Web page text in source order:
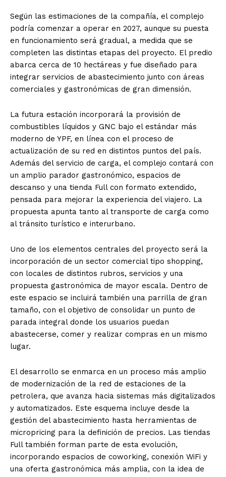
Según las estimaciones de la compañía, el complejo
podría comenzar a operar en 2027, aunque su puesta
en funcionamiento será gradual, a medida que se
completen las distintas etapas del proyecto. El predio
abarca cerca de 10 hectáreas y fue diseñado para
integrar servicios de abastecimiento junto con áreas
comerciales y gastronómicas de gran dimensión.
La futura estación incorporará la provisión de
combustibles líquidos y GNC bajo el estándar más
moderno de YPF, en línea con el proceso de
actualización de su red en distintos puntos del país.
Además del servicio de carga, el complejo contará con
un amplio parador gastronómico, espacios de
descanso y una tienda Full con formato extendido,
pensada para mejorar la experiencia del viajero. La
propuesta apunta tanto al transporte de carga como
al tránsito turístico e interurbano.
Uno de los elementos centrales del proyecto será la
incorporación de un sector comercial tipo shopping,
con locales de distintos rubros, servicios y una
propuesta gastronómica de mayor escala. Dentro de
este espacio se incluirá también una parrilla de gran
tamaño, con el objetivo de consolidar un punto de
parada integral donde los usuarios puedan
abastecerse, comer y realizar compras en un mismo
lugar.
El desarrollo se enmarca en un proceso más amplio
de modernización de la red de estaciones de la
petrolera, que avanza hacia sistemas más digitalizados
y automatizados. Este esquema incluye desde la
gestión del abastecimiento hasta herramientas de
micropricing para la definición de precios. Las tiendas
Full también forman parte de esta evolución,
incorporando espacios de coworking, conexión WiFi y
una oferta gastronómica más amplia, con la idea de